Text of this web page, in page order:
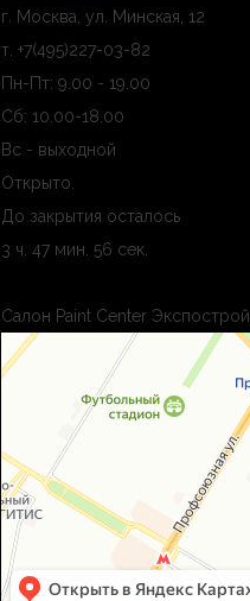
г. Москва, ул. Минская, 12
т. +7(495)227-03-82
Пн-Пт: 9.00 - 19.00
Сб: 10.00-18.00
Вс - выходной
Открыто
До закрытия осталось
3 ч. 47 мин. 55 сек.
Салон Paint Center Экспострой